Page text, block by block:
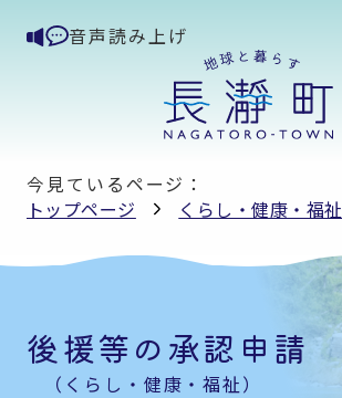
音声読み上げ
今見ているページ：
トップページ
くらし・健康・福祉
後援等の承認申請
（くらし・健康・福祉）